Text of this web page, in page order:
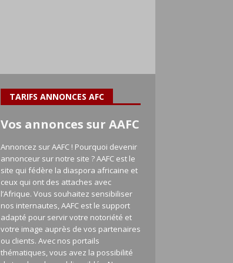
TARIFS ANNONCES AFC
Vos annonces sur AAFC
Annoncez sur AAFC ! Pourquoi devenir
annonceur sur notre site ? AAFC est le
site qui fédère la diaspora africaine et
ceux qui ont des attaches avec
l’Afrique. Vous souhaitez sensibiliser
nos internautes, AAFC est le support
adapté pour servir votre notoriété et
votre image auprès de vos partenaires
ou clients. Avec nos portails
thématiques, vous avez la possibilité